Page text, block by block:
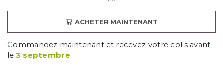
ACHETER MAINTENANT
Commandez maintenant et recevez votre colis avant
le 3 septembre